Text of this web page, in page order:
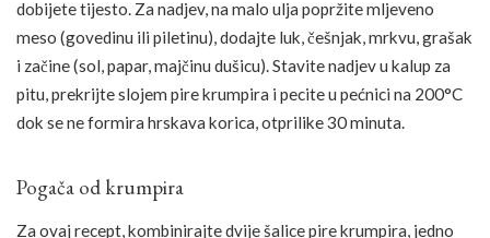
dobijete tijesto. Za nadjev, na malo ulja popržite mljeveno
meso (govedinu ili piletinu), dodajte luk, češnjak, mrkvu, grašak
i začine (sol, papar, majčinu dušicu). Stavite nadjev u kalup za
pitu, prekrijte slojem pire krumpira i pecite u pećnici na 200°C
dok se ne formira hrskava korica, otprilike 30 minuta.
Pogača od krumpira
Za ovaj recept, kombinirajte dvije šalice pire krumpira, jedno